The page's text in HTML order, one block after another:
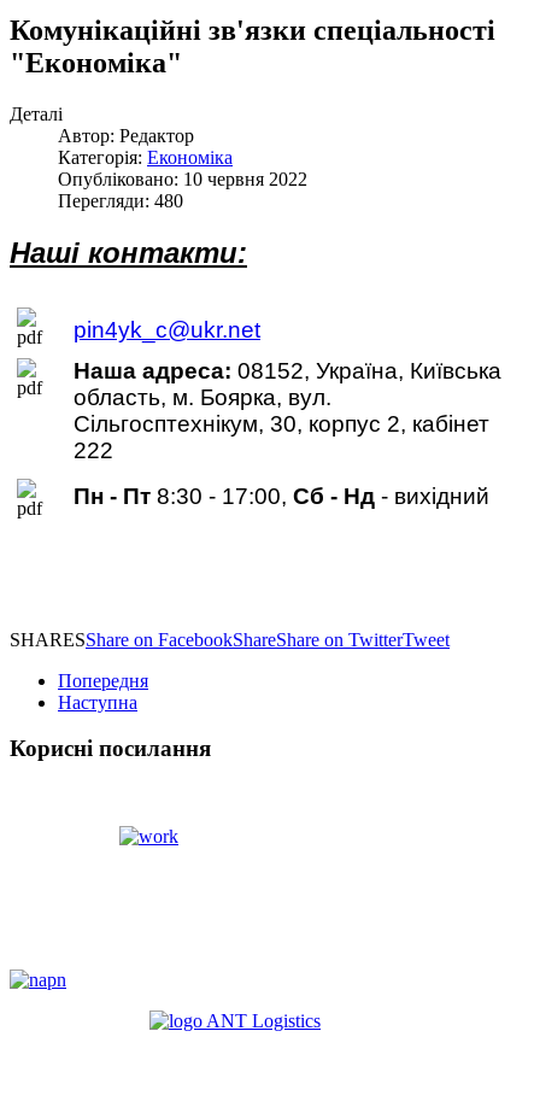
Комунікаційні зв'язки спеціальності
"Економіка"
Деталі
Автор: Редактор
Категорія: Економіка
Опубліковано: 10 червня 2022
Перегляди: 480
Наші контакти:
pin4yk_c@ukr.net
Наша адреса: 08152, Україна, Київська
область, м. Боярка, вул.
Сільгосптехнікум, 30, корпус 2, кабінет
222
Пн - Пт 8:30 - 17:00, Сб - Нд - вихідний
SHARESShare on FacebookShareShare on TwitterTweet
Попередня
Наступна
Корисні посилання